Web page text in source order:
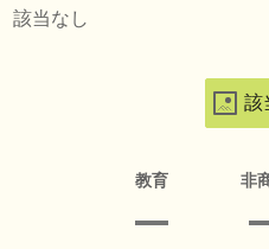
該当なし
該
教育 非